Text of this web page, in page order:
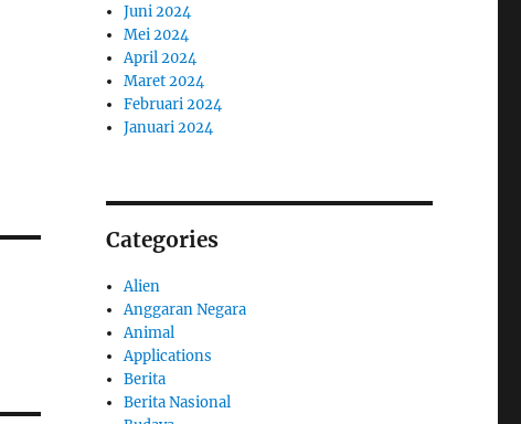
Juni 2024
Mei 2024
April 2024
Maret 2024
Februari 2024
Januari 2024
Categories
Alien
Anggaran Negara
Animal
Applications
Berita
Berita Nasional